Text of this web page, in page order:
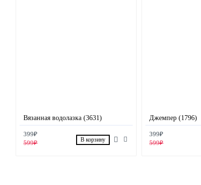
Вязанная водолазка (3631)
399₽
599₽
В корзину
Джемпер (1796)
399₽
599₽